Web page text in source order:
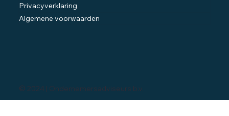
© 2024 | Ondernemersadviseurs b.v.
Privacyverklaring
Algemene voorwaarden